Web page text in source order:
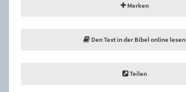
Merken
Den Text in der Bibel online lesen
Teilen